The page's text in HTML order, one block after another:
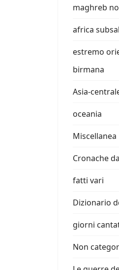
maghreb
africa
estremo
birmana
Asia-
oceania
Miscellanea
Cronache
fatti vari
Dizionario
giorni
Non